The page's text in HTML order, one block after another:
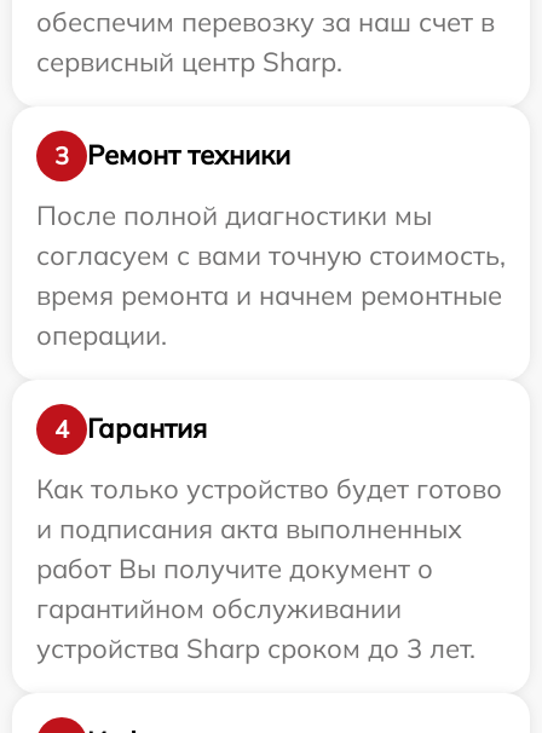
обеспечим перевозку за наш счет в
сервисный центр Sharp.
3
Ремонт техники
После полной диагностики мы
согласуем с вами точную стоимость,
время ремонта и начнем ремонтные
операции.
4
Гарантия
Как только устройство будет готово
и подписания акта выполненных
работ Вы получите документ о
гарантийном обслуживании
устройства Sharp сроком до 3 лет.